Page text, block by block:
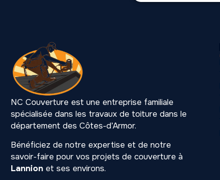
NC Couverture est une entreprise familiale
spécialisée dans les travaux de toiture dans le
département des Côtes-d’Armor.
Bénéficiez de notre expertise et de notre
savoir-faire pour vos projets de couverture à
Lannion et ses environs.